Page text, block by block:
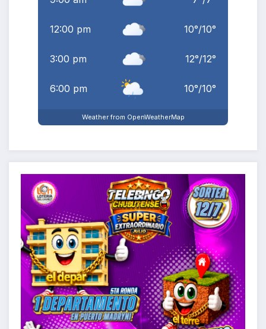
12:00 pm 10°/10°
3:00 pm 12°/12°
6:00 pm 10°/10°
Weather from OpenWeatherMap